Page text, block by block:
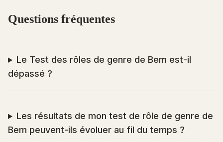
Questions fréquentes
Le Test des rôles de genre de Bem est-il
dépassé ?
Les résultats de mon test de rôle de genre de
Bem peuvent-ils évoluer au fil du temps ?